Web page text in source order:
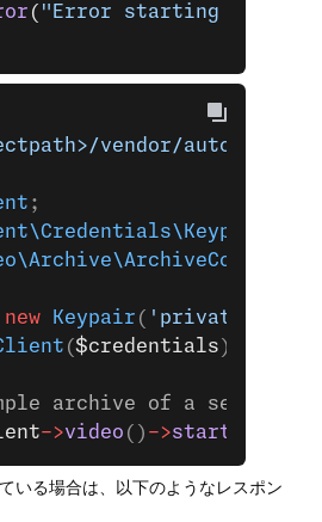
( "Error starting
vendor/
;
new Keypair ( 'private-key-
($credentials );
archive of a session
->video () ->startArchive
いる場合は、以下のようなレスポン